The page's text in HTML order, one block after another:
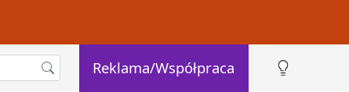
Reklama/Współpraca